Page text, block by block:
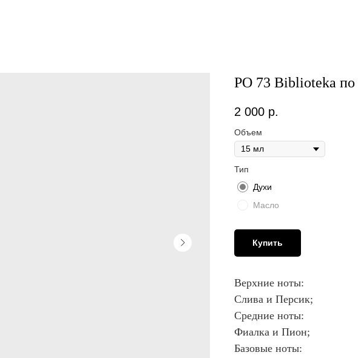
PO 73 Biblioteka
2 000 р.
Объем
Тип
Духи
Масло
Купить
Верхние ноты:
Слива и Персик;
Средние ноты:
Фиалка и Пион;
Базовые ноты: